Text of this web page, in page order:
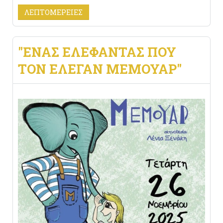
ΛΕΠΤΟΜΈΡΕΙΕΣ
"ΈΝΑΣ ΕΛΈΦΑΝΤΑΣ ΠΟΥ
ΤΟΝ ΈΛΕΓΑΝ ΜΈΜΟΥΑΡ"